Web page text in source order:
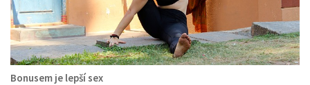
Bonusem je lepší sex